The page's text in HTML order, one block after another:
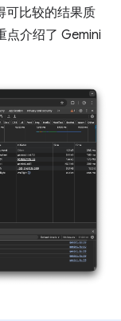
可比较的结果质
点介绍了 Gemini